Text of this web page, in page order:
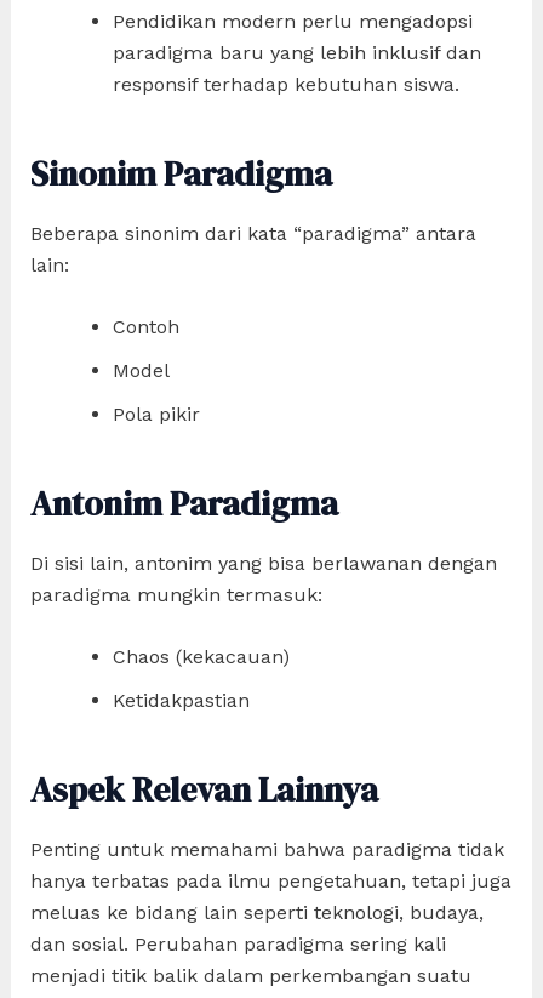
Pendidikan modern perlu mengadopsi
paradigma baru yang lebih inklusif dan
responsif terhadap kebutuhan siswa.
Sinonim Paradigma
Beberapa sinonim dari kata “paradigma” antara
lain:
Contoh
Model
Pola pikir
Antonim Paradigma
Di sisi lain, antonim yang bisa berlawanan dengan
paradigma mungkin termasuk:
Chaos (kekacauan)
Ketidakpastian
Aspek Relevan Lainnya
Penting untuk memahami bahwa paradigma tidak
hanya terbatas pada ilmu pengetahuan, tetapi juga
meluas ke bidang lain seperti teknologi, budaya,
dan sosial. Perubahan paradigma sering kali
menjadi titik balik dalam perkembangan suatu